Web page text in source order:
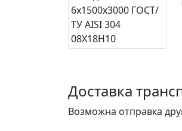
Доставка
Возможна отправка